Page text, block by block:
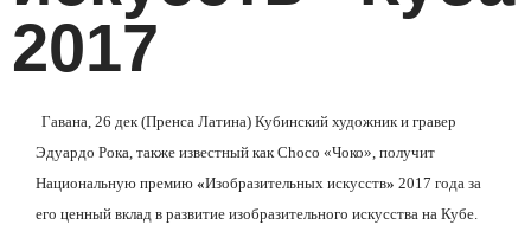
2017
Гавана, 26 дек (Пренса Латина) Кубинский художник и гравер
Эдуардо Рока, также известный как Choco «Чоко», получит
Национальную премию «Изобразительных искусств» 2017 года за
его ценный вклад в развитие изобразительного искусства на Кубе.